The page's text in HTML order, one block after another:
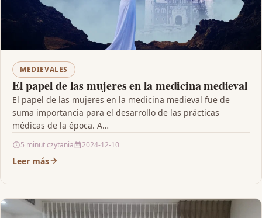
MEDIEVALES
El papel de las mujeres en la medicina medieval
El papel de las mujeres en la medicina medieval fue de
suma importancia para el desarrollo de las prácticas
médicas de la época. A…
5 minut czytania 2024-12-10
Leer más